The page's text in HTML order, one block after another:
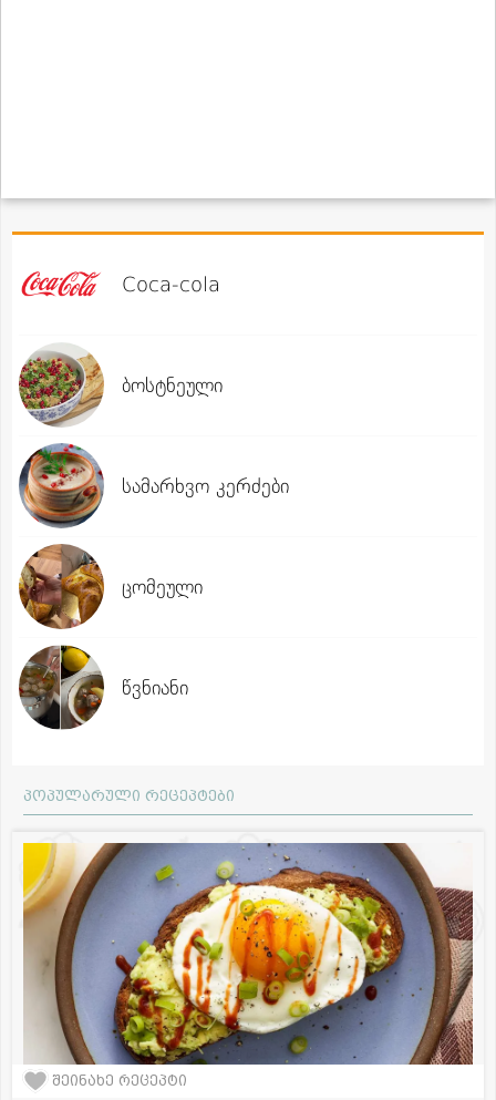
Coca-cola
ბოსტნეული
სამარხვო კერძები
ცომეული
წვნიანი
პოპულარული რეცეპტები
შეინახე რეცეპტი